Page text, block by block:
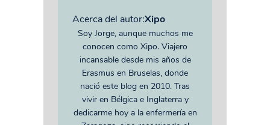
Acerca del autor:Xipo
Soy Jorge, aunque muchos me
conocen como Xipo. Viajero
incansable desde mis años de
Erasmus en Bruselas, donde
nació este blog en 2010. Tras
vivir en Bélgica e Inglaterra y
dedicarme hoy a la enfermería en